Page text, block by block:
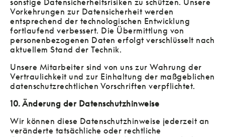
sonstige Datensicherheitsrisiken zu schützen. Unsere
Vorkehrungen zur Datensicherheit werden
entsprechend der technologischen Entwicklung
fortlaufend verbessert. Die Übermittlung von
personenbezogenen Daten erfolgt verschlüsselt nach
aktuellem Stand der Technik.
Unsere Mitarbeiter sind von uns zur Wahrung der
Vertraulichkeit und zur Einhaltung der maßgeblichen
datenschutzrechtlichen Vorschriften verpflichtet.
10. Änderung der Datenschutzhinweise
Wir können diese Datenschutzhinweise jederzeit an
veränderte tatsächliche oder rechtliche